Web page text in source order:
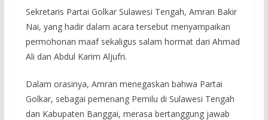
Sekretaris Partai Golkar Sulawesi Tengah, Amran Bakir
Nai, yang hadir dalam acara tersebut menyampaikan
permohonan maaf sekaligus salam hormat dari Ahmad
Ali dan Abdul Karim Aljufri.
Dalam orasinya, Amran menegaskan bahwa Partai
Golkar, sebagai pemenang Pemilu di Sulawesi Tengah
dan Kabupaten Banggai, merasa bertanggung jawab